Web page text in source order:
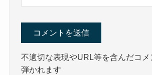
不適切な表現やURL等を含んだコ
弾かれます